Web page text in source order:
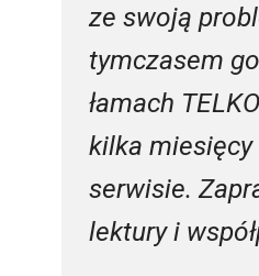
ze swoją
tymczasem
łamach
kilka miesięcy
serwisie.
lektury i